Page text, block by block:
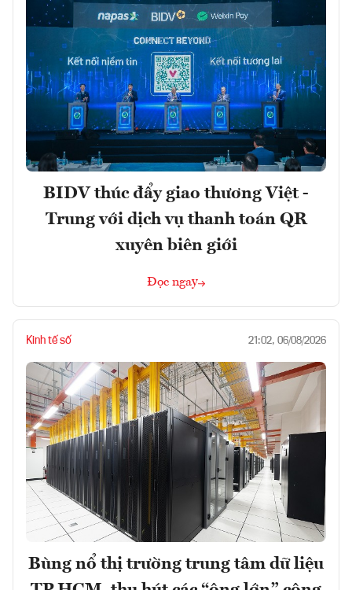
BIDV thúc đẩy giao thương Việt -
Trung với dịch vụ thanh toán QR
xuyên biên giới
Đọc ngay
Kinh tế số 21:02, 06/08/2026
Bùng nổ thị trường trung tâm dữ liệu